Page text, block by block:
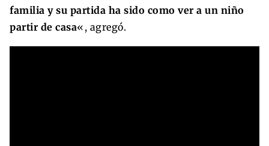
familia y su partida ha sido como ver a un niño
partir de casa«, agregó.